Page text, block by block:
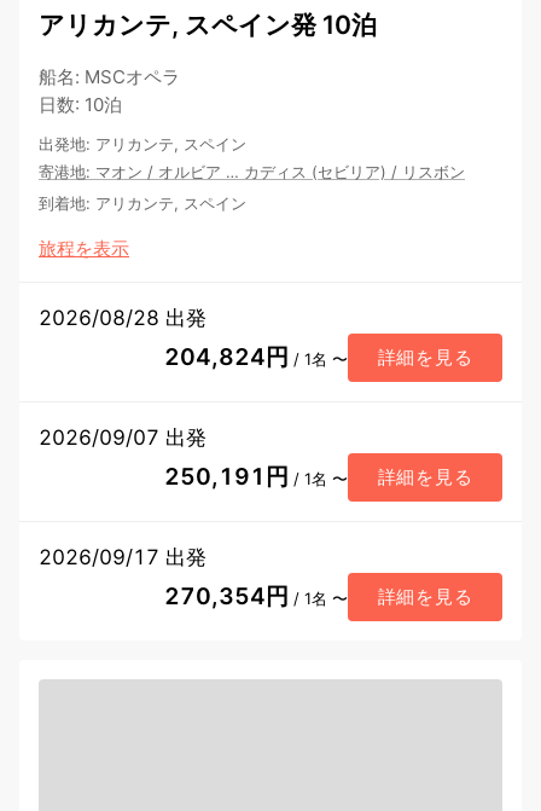
アリカンテ, スペイン発 10泊
船名: MSCオペラ
日数: 10泊
出発地: アリカンテ, スペイン
寄港地: マオン / オルビア … カディス (セビリア) / リスボン
到着地: アリカンテ, スペイン
旅程を表示
2026/08/28 出発
204,824円 / 1名 〜 詳細を見る
2026/09/07 出発
250,191円 / 1名 〜 詳細を見る
2026/09/17 出発
270,354円 / 1名 〜 詳細を見る